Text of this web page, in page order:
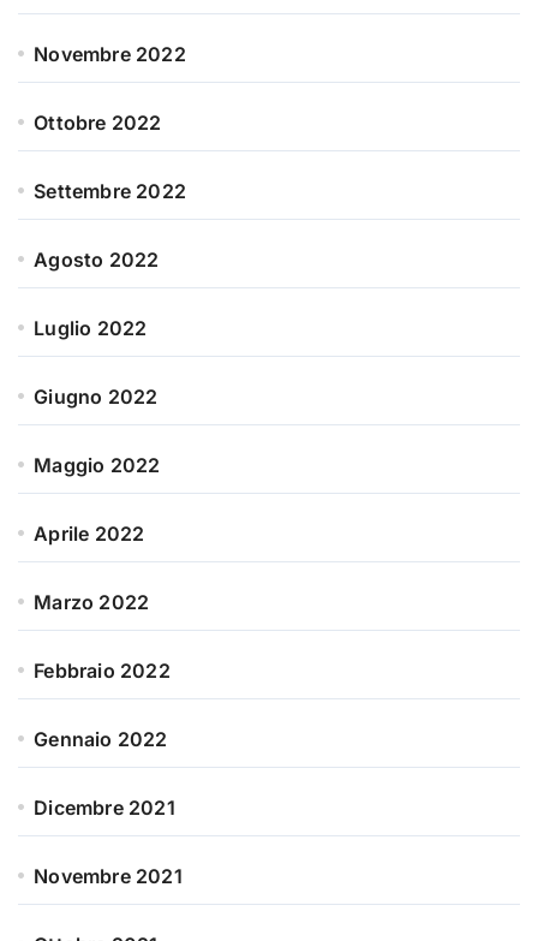
Novembre 2022
Ottobre 2022
Settembre 2022
Agosto 2022
Luglio 2022
Giugno 2022
Maggio 2022
Aprile 2022
Marzo 2022
Febbraio 2022
Gennaio 2022
Dicembre 2021
Novembre 2021